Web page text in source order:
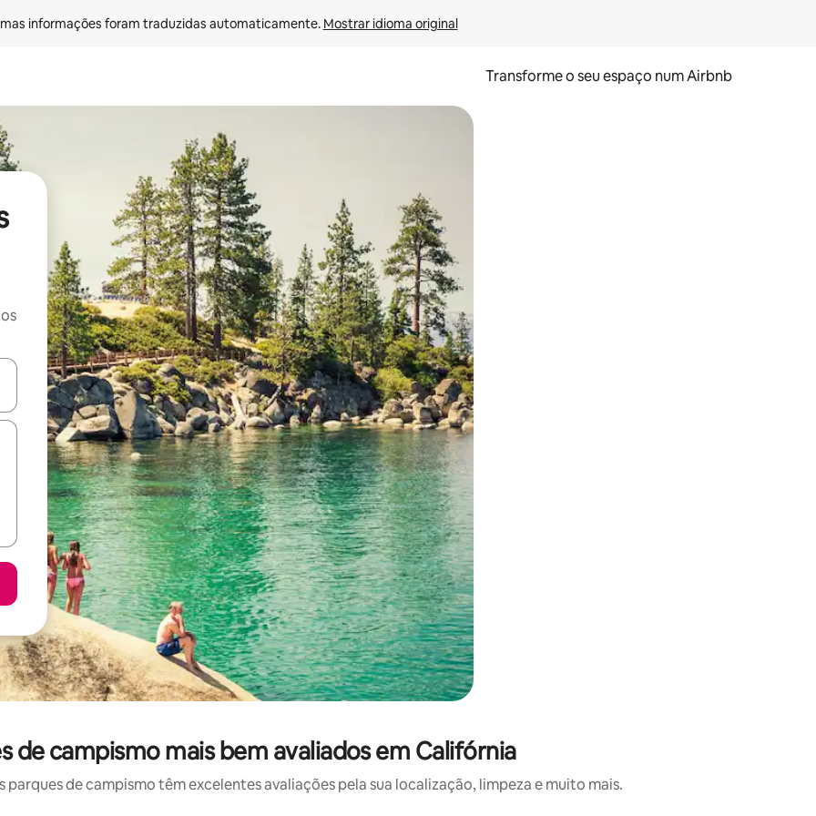
informações foram traduzidas automaticamente. Mostrar idioma original
Transforme o seu espaço num Airbnb
com as teclas de seta para cima e para baixo ou explore com gestos de toque ou deslize.
de campismo mais bem avaliados em Califórnia
parques de campismo têm excelentes avaliações pela sua localização, limpeza e muito mais.